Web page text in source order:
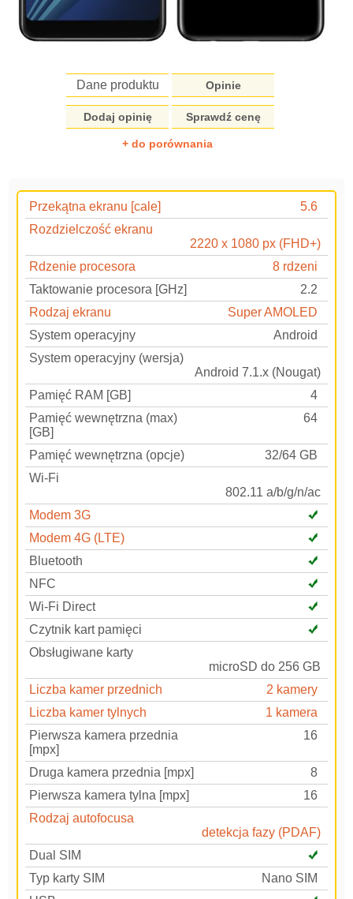
Dane produktu Opinie
Dodaj opinię Sprawdź cenę
+ do porównania
Przekątna ekranu [cale]
5.6
Rozdzielczość ekranu
2220 x 1080 px (FHD+)
Rdzenie procesora
8 rdzeni
Taktowanie procesora [GHz]
2.2
Rodzaj ekranu
Super AMOLED
System operacyjny
Android
System operacyjny (wersja)
Android 7.1.x (Nougat)
Pamięć RAM [GB]
4
Pamięć wewnętrzna (max)
[GB]
64
Pamięć wewnętrzna (opcje)
32/64 GB
Wi-Fi
802.11 a/b/g/n/ac
Modem 3G
Modem 4G (LTE)
Bluetooth
NFC
Wi-Fi Direct
Czytnik kart pamięci
Obsługiwane karty
microSD do 256 GB
Liczba kamer przednich
2 kamery
Liczba kamer tylnych
1 kamera
Pierwsza kamera przednia
[mpx]
16
Druga kamera przednia [mpx]
8
Pierwsza kamera tylna [mpx]
16
Rodzaj autofocusa
detekcja fazy (PDAF)
Dual SIM
Typ karty SIM
Nano SIM